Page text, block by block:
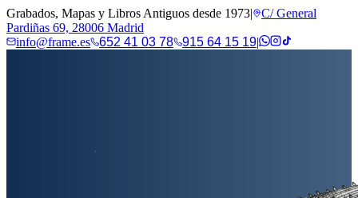
Grabados, Mapas y Libros Antiguos desde 1973|
C/ General
Pardiñas 69, 28006 Madrid
info@frame.es
652 41 03 78 915 64 15 19|